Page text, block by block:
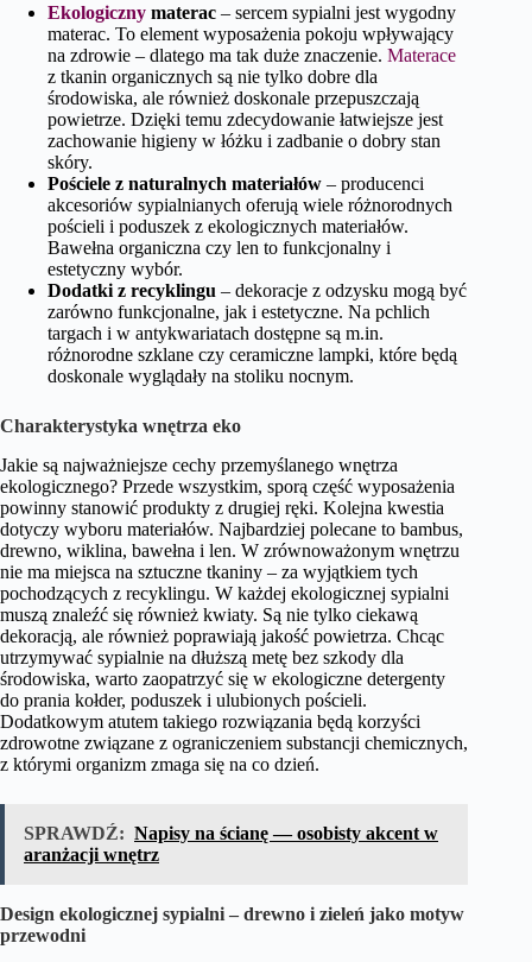
Ekologiczny materac – sercem sypialni jest wygodny
materac. To element wyposażenia pokoju wpływający
na zdrowie – dlatego ma tak duże znaczenie. Materace
z tkanin organicznych są nie tylko dobre dla
środowiska, ale również doskonale przepuszczają
powietrze. Dzięki temu zdecydowanie łatwiejsze jest
zachowanie higieny w łóżku i zadbanie o dobry stan
skóry.
Pościele z naturalnych materiałów – producenci
akcesoriów sypialnianych oferują wiele różnorodnych
pościeli i poduszek z ekologicznych materiałów.
Bawełna organiczna czy len to funkcjonalny i
estetyczny wybór.
Dodatki z recyklingu – dekoracje z odzysku mogą być
zarówno funkcjonalne, jak i estetyczne. Na pchlich
targach i w antykwariatach dostępne są m.in.
różnorodne szklane czy ceramiczne lampki, które będą
doskonale wyglądały na stoliku nocnym.
Charakterystyka wnętrza eko
Jakie są najważniejsze cechy przemyślanego wnętrza
ekologicznego? Przede wszystkim, sporą część wyposażenia
powinny stanowić produkty z drugiej ręki. Kolejna kwestia
dotyczy wyboru materiałów. Najbardziej polecane to bambus,
drewno, wiklina, bawełna i len. W zrównoważonym wnętrzu
nie ma miejsca na sztuczne tkaniny – za wyjątkiem tych
pochodzących z recyklingu. W każdej ekologicznej sypialni
muszą znaleźć się również kwiaty. Są nie tylko ciekawą
dekoracją, ale również poprawiają jakość powietrza. Chcąc
utrzymywać sypialnie na dłuższą metę bez szkody dla
środowiska, warto zaopatrzyć się w ekologiczne detergenty
do prania kołder, poduszek i ulubionych pościeli.
Dodatkowym atutem takiego rozwiązania będą korzyści
zdrowotne związane z ograniczeniem substancji chemicznych,
z którymi organizm zmaga się na co dzień.
SPRAWDŹ: Napisy na ścianę — osobisty akcent w
aranżacji wnętrz
Design ekologicznej sypialni – drewno i zieleń jako motyw
przewodni